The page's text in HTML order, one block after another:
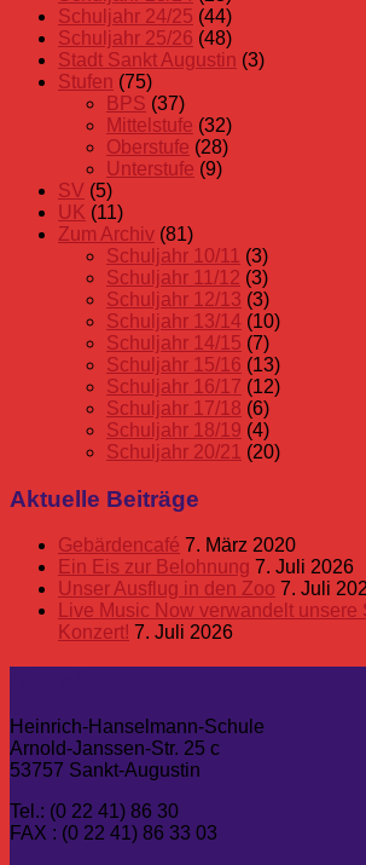
Schuljahr 24/25 (44)
Schuljahr 25/26 (48)
Stadt Sankt Augustin (3)
Stufen (75)
BPS (37)
Mittelstufe (32)
Oberstufe (28)
Unterstufe (9)
SV (5)
UK (11)
Zum Archiv (81)
Schuljahr 10/11 (3)
Schuljahr 11/12 (3)
Schuljahr 12/13 (3)
Schuljahr 13/14 (10)
Schuljahr 14/15 (7)
Schuljahr 15/16 (13)
Schuljahr 16/17 (12)
Schuljahr 17/18 (6)
Schuljahr 18/19 (4)
Schuljahr 20/21 (20)
Aktuelle Beiträge
Gebärdencafé 7. März 2020
Ein Eis zur Belohnung 7. Juli 2026
Unser Ausflug in den Zoo 7. Juli
Live Music Now verwandelt unsere
Konzert! 7. Juli 2026
Heinrich-Hanselmann-Schule
Arnold-Janssen-Str. 25 c
53757 Sankt-Augustin
Tel.: (0 22 41) 86 30
FAX : (0 22 41) 86 33 03